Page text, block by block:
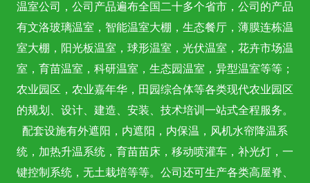
温室公司，公司产品遍布全国二十多个省市，公司的产品
有文洛玻璃温室，智能温室大棚，生态餐厅，薄膜连栋温
室大棚，阳光板温室，球形温室，光伏温室，花卉市场温
室，育苗温室，科研温室，生态园温室，异型温室等等；
农业园区，农业嘉年华，田园综合体等各类现代农业园区
的规划、设计、建造、安装、技术培训一站式全程服务。
配套设施有外遮阳，内遮阳，内保温，风机水帘降温系
统，加热升温系统，育苗苗床，移动喷灌车，补光灯，一
键控制系统，无土栽培等等。公司还可生产各类高屋脊、